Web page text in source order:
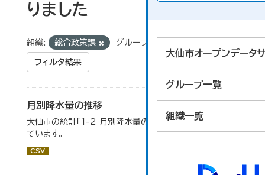
大仙市オープンデータ
グループ一覧
組織一覧
りました
組織: 総合政策課 グループ:
フィルタ結果
月別降水量の推移
大仙市の統計「1-2 月別降水量の推移」のデータを参照し
ています。
CSV